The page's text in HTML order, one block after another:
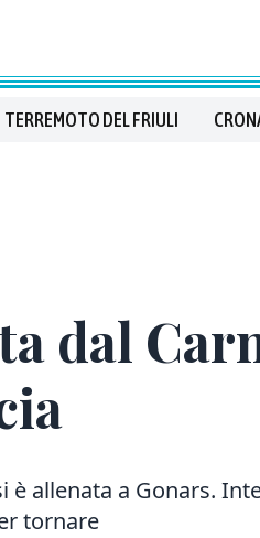
TERREMOTO DEL FRIULI
dal
è allenata a Gonars.
tornare